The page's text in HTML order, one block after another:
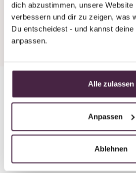
dich abzustimmen, unsere Website
verbessern und dir zu zeigen, was
Du entscheidest - und kannst deine
anpassen.
Alle zulassen
Anpassen
Ablehnen
+43 7619 22 122 - 160
stones@mevisto.com
In 8
Erinnerungsstück